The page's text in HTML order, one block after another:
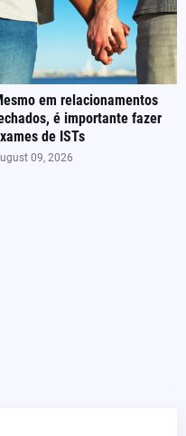
em relacionamentos
é importante fazer
de ISTs
09, 2026